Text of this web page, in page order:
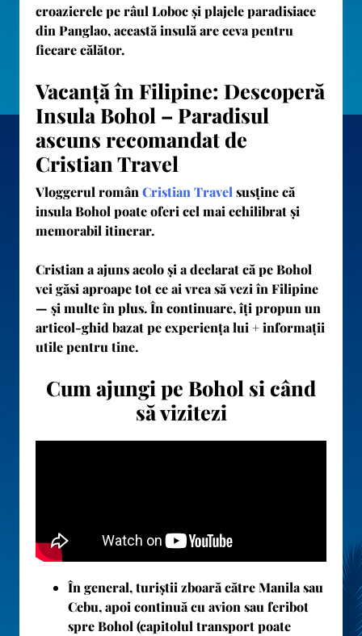
croazierele pe râul Loboc și plajele paradisiace
din Panglao, această insulă are ceva pentru
fiecare călător.
Vacanță în Filipine: Descoperă
Insula Bohol – Paradisul
ascuns recomandat de
Cristian Travel
Vloggerul românCristian Travelsusține că
insula Boholpoate oferi cel mai echilibrat și
memorabil itinerar.
Cristian a ajuns acolo și a declarat că pe Bohol
vei găsi aproape tot ce ai vrea să vezi în Filipine
— și multe în plus. În continuare, îți propun un
articol-ghid bazat pe experiența lui + informații
utile pentru tine.
Cum ajungi pe Bohol si când
să vizitezi
În general, turiștii zboară către Manila sau
Cebu, apoi continuă cu avion sau feribot
spre Bohol (capitolul transport poate